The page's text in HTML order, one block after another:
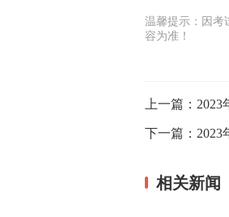
温馨提示：因考
容为准！
上一篇： 2023
下一篇： 2023
相关新闻